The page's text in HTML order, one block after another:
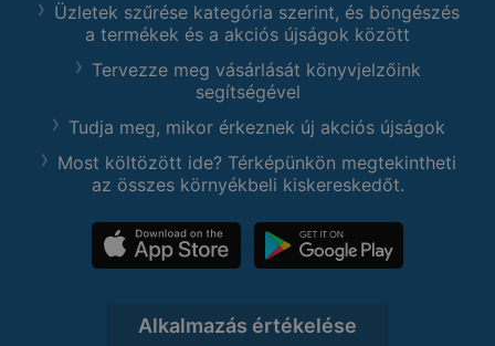
Üzletek szűrése kategória szerint, és böngészés
a termékek és a akciós újságok között
Tervezze meg vásárlását könyvjelzőink
segítségével
Tudja meg, mikor érkeznek új akciós újságok
Most költözött ide? Térképünkön megtekintheti
az összes környékbeli kiskereskedőt.
Alkalmazás értékelése